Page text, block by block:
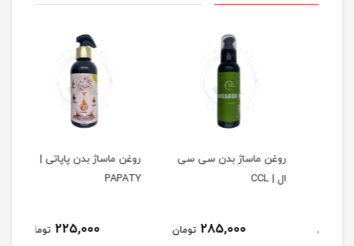
روغن ماساژ بدن سی سی
285,000 تومان
روغن ماساژ بدن پاپاتی |
PAPATY
225,000 تومان